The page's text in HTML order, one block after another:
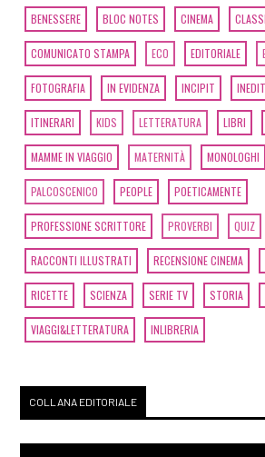
BENESSERE BLOC NOTES CINEMA
COMUNICATO STAMPA ECO EDITORIALE
FOTOGRAFIA IN EVIDENZA INCIPIT
ITINERARI KIDS LETTERATURA LIBRI
MAMME IN VIAGGIO MATERNITÀ MONOLOGHI
PALCOSCENICO PEOPLE POETICAMENTE
PROFESSIONE SCRITTORE PROVERBI QUIZ
RACCONTI ILLUSTRATI RECENSIONE CINEMA
RICETTE SCIENZA SERIE TV STORIA
VIAGGI&LETTERATURA INLIBRERIA
COLLANA EDITORIALE